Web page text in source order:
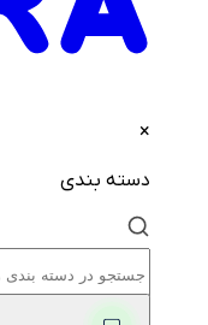
دسته بندی